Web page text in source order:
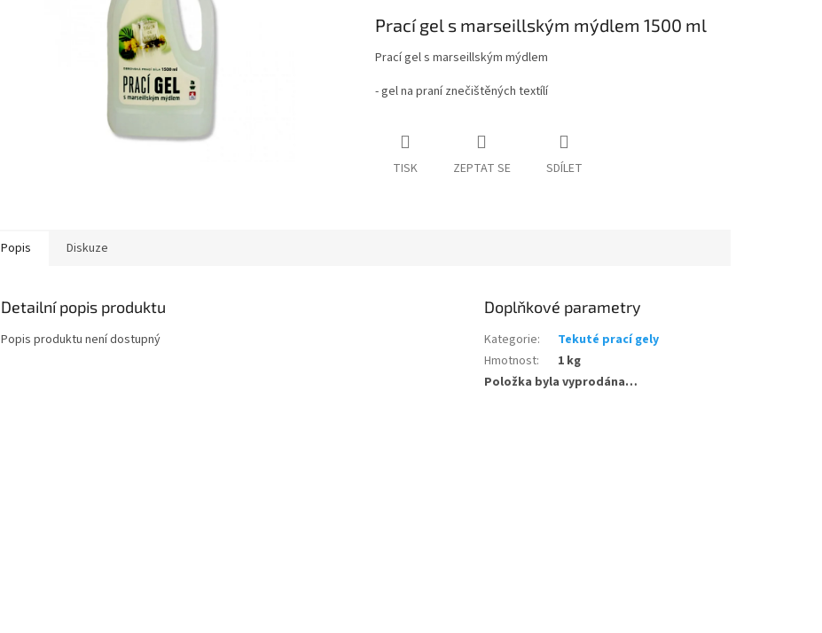
Prací gel s marseillským mýdlem 1500 ml
Prací gel s marseillským mýdlem
- gel na praní znečištěných textílí
TISK ZEPTAT SE SDÍLET
Popis Diskuze
Detailní popis produktu
Popis produktu není dostupný
Doplňkové parametry
Kategorie:
Tekuté prací gely
Hmotnost:
1 kg
Položka byla vyprodána…